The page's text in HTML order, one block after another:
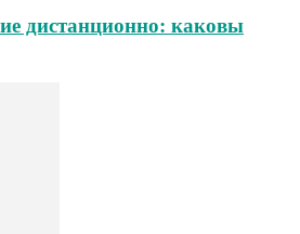
дистанционно: каковы